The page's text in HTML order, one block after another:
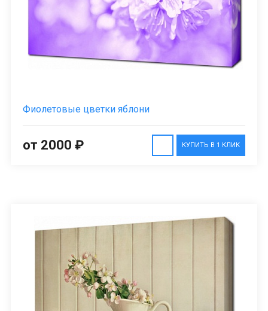
Фиолетовые цветки яблони
КУПИТЬ В 1 КЛИК
от 2000 ₽